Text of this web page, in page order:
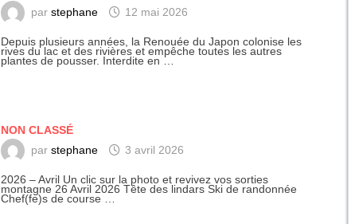
par stephane 12 mai 2026
Depuis plusieurs années, la Renouée du Japon colonise les
rives du lac et des rivières et empêche toutes les autres
plantes de pousser. Interdite en …
NON CLASSÉ
par stephane 3 avril 2026
2026 – Avril Un clic sur la photo et revivez vos sorties
montagne 26 Avril 2026 Tête des lindars Ski de randonnée
Chef(fe)s de course …